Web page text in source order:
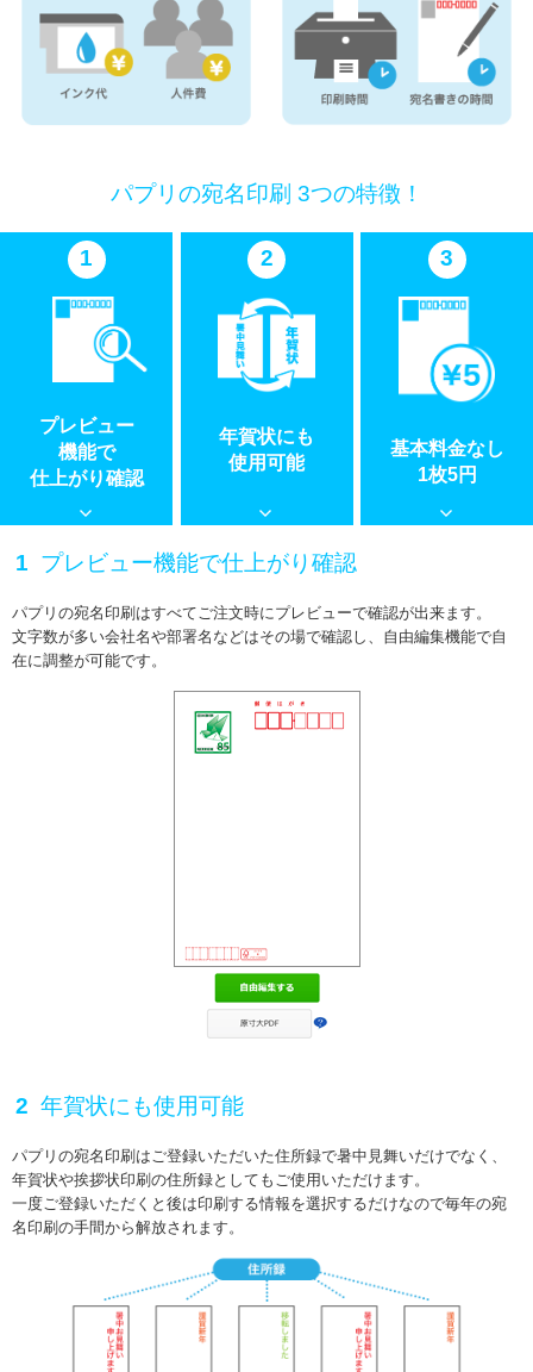
パプリの宛名印刷 3つの特徴！
1
プレビュー
機能で
仕上がり確認
2
年賀状にも
使用可能
3
基本料金なし
1枚5円
プレビュー機能で仕上がり確認
パプリの宛名印刷はすべてご注文時にプレビューで確認が出来ます。
文字数が多い会社名や部署名などはその場で確認し、自由編集機能で自
在に調整が可能です。
年賀状にも使用可能
パプリの宛名印刷はご登録いただいた住所録で暑中見舞いだけでなく、
年賀状や挨拶状印刷の住所録としてもご使用いただけます。
一度ご登録いただくと後は印刷する情報を選択するだけなので毎年の宛
名印刷の手間から解放されます。